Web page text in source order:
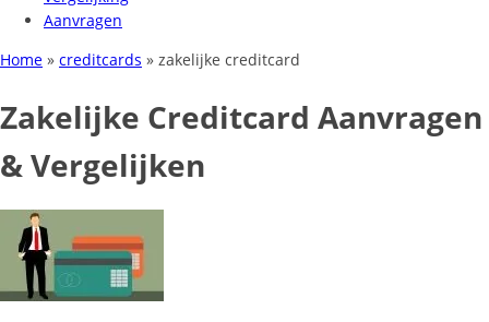
Aanvragen
Home » creditcards » zakelijke creditcard
Zakelijke Creditcard Aanvragen
& Vergelijken